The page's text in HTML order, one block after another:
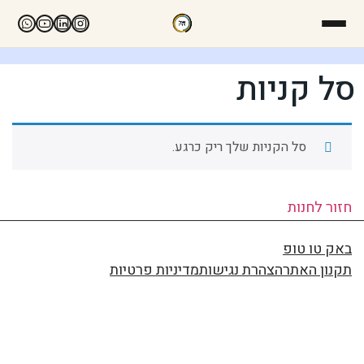
סל קניות
סל הקניות שלך ריק כרגע.
חזור לחנות
באק טו טופ
תקנון האתרהצהרת נגישותמדיניות פרטיות